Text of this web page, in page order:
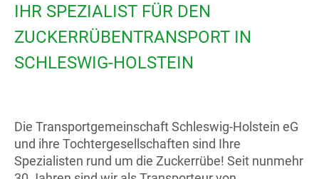
IHR SPEZIALIST FÜR DEN
ZUCKERRÜBENTRANSPORT IN
SCHLESWIG-HOLSTEIN
Die Transportgemeinschaft Schleswig-Holstein eG
und ihre Tochtergesellschaften sind Ihre
Spezialisten rund um die Zuckerrübe! Seit nunmehr